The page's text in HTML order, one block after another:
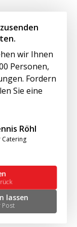
wir Ihnen
Personen,
Fordern
Sie eine
Röhl
Catering
lassen